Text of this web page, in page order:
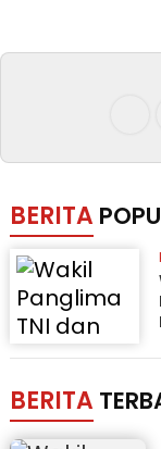
BERITA
BERITA